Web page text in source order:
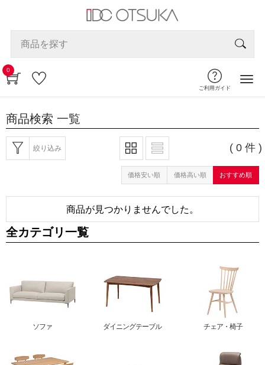
0
ご利用ガイド
商品検索 一覧
絞り込み ( 0 件 )
価格安い順 価格高い順 おすすめ順
商品が見つかりませんでした。
全カテゴリ一覧
ソファ ダイニングテーブル チェア・椅子